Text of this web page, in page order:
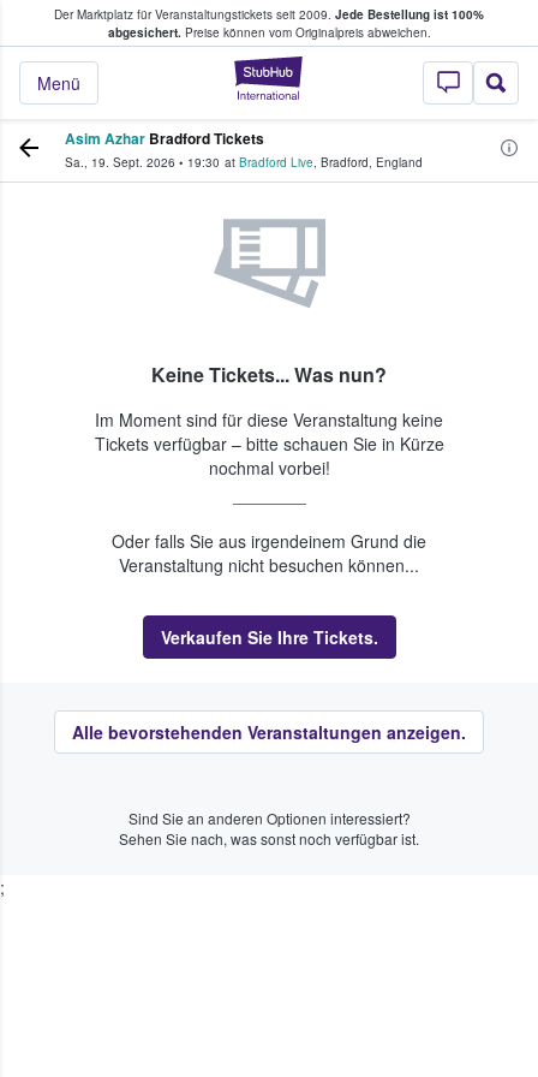
Der Marktplatz für Veranstaltungstickets seit 2009. Jede Bestellung ist 100%
abgesichert.Preise können vom Originalpreis abweichen.
StubHub - Wo
Menü
Tickets kaufen & verkaufen
Asim Azhar Bradford Tickets
Sa., 19. Sept. 2026 • 19:30 at Bradford Live, Bradford, England
Keine Tickets... Was nun?
Im Moment sind für diese Veranstaltung keine
Tickets verfügbar – bitte schauen Sie in Kürze
nochmal vorbei!
Oder falls Sie aus irgendeinem Grund die
Veranstaltung nicht besuchen können...
Verkaufen Sie Ihre Tickets.
Alle bevorstehenden Veranstaltungen anzeigen.
Sind Sie an anderen Optionen interessiert?
Sehen Sie nach, was sonst noch verfügbar ist.
;